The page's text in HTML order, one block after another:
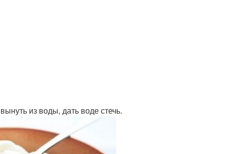
из воды, дать воде стечь.